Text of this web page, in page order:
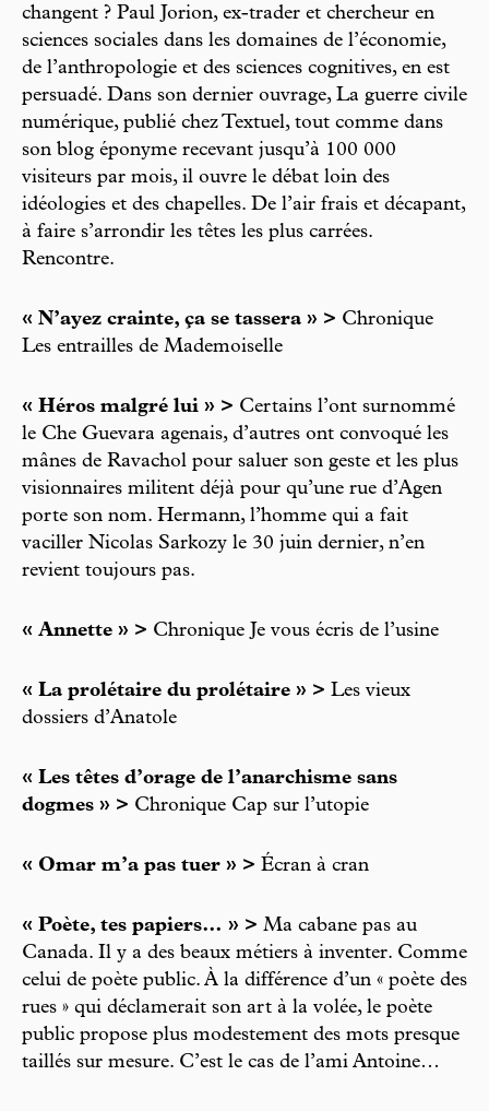
changent ? Paul Jorion, ex-trader et chercheur en
sciences sociales dans les domaines de l’économie,
de l’anthropologie et des sciences cognitives, en est
persuadé. Dans son dernier ouvrage, La guerre civile
numérique, publié chez Textuel, tout comme dans
son blog éponyme recevant jusqu’à 100 000
visiteurs par mois, il ouvre le débat loin des
idéologies et des chapelles. De l’air frais et décapant,
à faire s’arrondir les têtes les plus carrées.
Rencontre.
« N’ayez crainte, ça se tassera » > Chronique
Les entrailles de Mademoiselle
« Héros malgré lui » > Certains l’ont surnommé
le Che Guevara agenais, d’autres ont convoqué les
mânes de Ravachol pour saluer son geste et les plus
visionnaires militent déjà pour qu’une rue d’Agen
porte son nom. Hermann, l’homme qui a fait
vaciller Nicolas Sarkozy le 30 juin dernier, n’en
revient toujours pas.
« Annette » > Chronique Je vous écris de l’usine
« La prolétaire du prolétaire » > Les vieux
dossiers d’Anatole
« Les têtes d’orage de l’anarchisme sans
dogmes » > Chronique Cap sur l’utopie
« Omar m’a pas tuer » > Écran à cran
« Poète, tes papiers… » > Ma cabane pas au
Canada. Il y a des beaux métiers à inventer. Comme
celui de poète public. À la différence d’un « poète des
rues » qui déclamerait son art à la volée, le poète
public propose plus modestement des mots presque
taillés sur mesure. C’est le cas de l’ami Antoine…